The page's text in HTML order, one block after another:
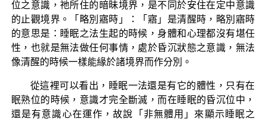
位之意識，祂所住的暗昧境界，是不同於安住在定中意識
的止觀境界。「略別寤時」：「寤」是清醒時，略別寤時
的意思是：睡眠之法生起的時候，身體和心理都沒有堪任
性，也就是無法做任何事情，處於昏沉狀態之意識，無法
像清醒的時候一樣能緣於諸境界而作分別。
從這裡可以看出，睡眠一法還是有它的體性，只有在
眠熟位的時候，意識才完全斷滅，而在睡眠的昏沉位中，
還是有意識心在運作，故說「非無體用」來顯示睡眠之